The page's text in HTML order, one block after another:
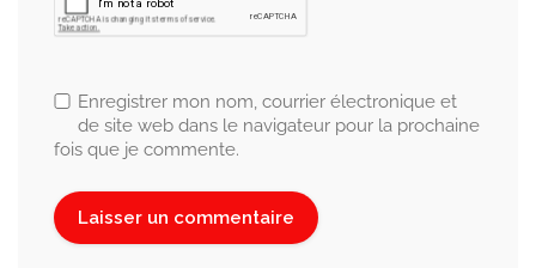
Enregistrer mon nom, courrier électronique et
de site web dans le navigateur pour la prochaine
fois que je commente.